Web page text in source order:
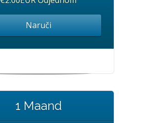
Naruči
1 Maand